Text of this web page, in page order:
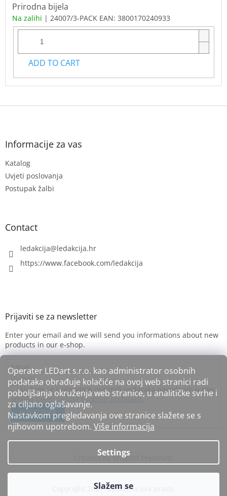
Operater LEDart s.r.o. kao administrator osobnih
podataka obrađuje kolačiće na ovoj web stranici radi
poboljšanja okruženja web stranice, u analitičke svrhe i
za ciljano oglašavanje.
Nastavkom pregledavanja ove stranice slažete se s
njihovom upotrebom. Više informacija
Settings
Prirodna bijela
Na zalihi | 24007/3-PACK EAN: 3800170240933
ADD TO CART
F
Informacije za vas
Katalog
Uvjeti poslovanja
Postupak žalbi
Contact
ledakcija@ledakcija.hr
https://www.facebook.com/ledakcija
Enter your email and we will send you informations about new
products in our e-shop.
Email
Slažem se s obradom osobnih podataka navedenih u tom
smisluUvjeti zaštite osobnih podataka.
SUBSCRIBE
Created by Shoptet Premium